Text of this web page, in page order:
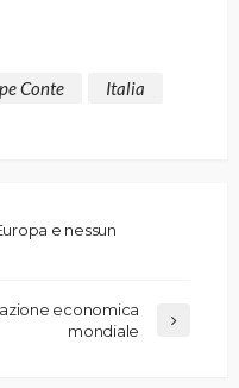
Conte
Italia
e nessun
economica
mondiale